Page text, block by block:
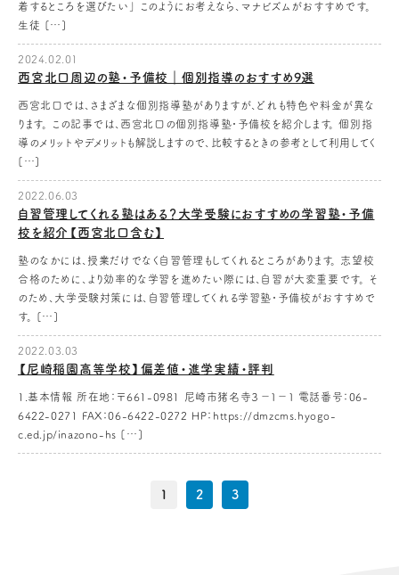
着するところを選びたい」 このようにお考えなら、マナビズムがおすすめです。
生徒 […]
2024.02.01
西宮北口周辺の塾・予備校｜個別指導のおすすめ9選
西宮北口では、さまざまな個別指導塾がありますが、どれも特色や料金が異な
ります。 この記事では、西宮北口の個別指導塾・予備校を紹介します。 個別指
導のメリットやデメリットも解説しますので、比較するときの参考として利用してく
[…]
2022.06.03
自習管理してくれる塾はある？大学受験におすすめの学習塾・予備
校を紹介【西宮北口含む】
塾のなかには、授業だけでなく自習管理もしてくれるところがあります。 志望校
合格のために、より効率的な学習を進めたい際には、自習が大変重要です。 そ
のため、大学受験対策には、自習管理してくれる学習塾・予備校がおすすめで
す。 […]
2022.03.03
【尼崎稲園高等学校】偏差値・進学実績・評判
1.基本情報 所在地：〒661-0981 尼崎市猪名寺３－１－１ 電話番号：06-
6422-0271 FAX：06-6422-0272 HP：https://dmzcms.hyogo-
c.ed.jp/inazono-hs […]
1 2 3